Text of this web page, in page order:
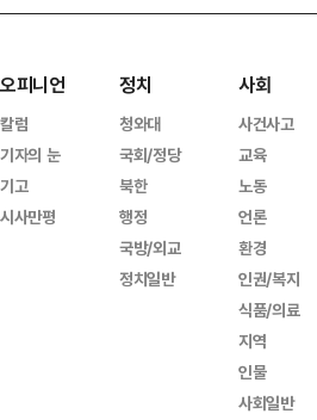
오피니언
칼럼
기자의 눈
기고
시사만평
정치
청와대
국회/정당
북한
행정
국방/외교
정치일반
사회
사건사고
교육
노동
언론
환경
인권/복지
식품/의료
지역
인물
사회일반